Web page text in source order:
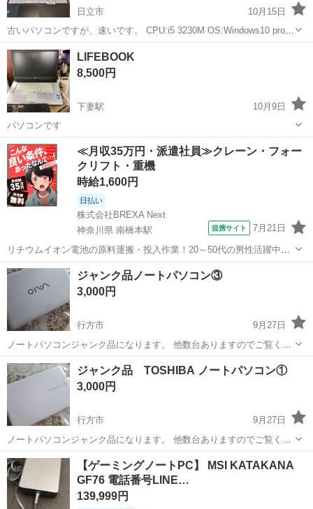
日立市
10月15日
古いパソコンですが、速いです。 CPU:i5 3230M OS:Windows10 pro
メモリ:8G SSD:240G OFFICE2021インストール、認証済み 無線ＬＡ
茨城 日立市
LIFEBOOK
8,500円
下妻駅
10月9日
パソコンです
茨城 下妻市 下妻駅 ノートパソコン
≪月収35万円・派遣社員≫クレーン・フォー
クリフト・重機
時給1,600円
日払い
株式会社BREXA Next
神奈川県 南橋本駅
提携サイト 7月21日
リチウムイオン電池の原料運搬・投入作業！20～50代の男性活躍中★
ワンルーム寮完備！赴任旅費会社負担！年間休日130日★フォークリフ
ト免許お持ちの方、活躍中！就業先食堂利用可★《神奈川県相模原
市》 人気の工場のお仕事 ◇電...
神奈川 相模原市 南橋本駅 その他
ジャンク品ノートパソコン③
3,000円
行方市
9月27日
ノートパソコンジャンク品になります。 他数台ありますのでご覧くだ
さい。 気になった方は、弊社まで一度ご来店下さい。 直接ご購入希望
の方は、一度連絡ください。 連絡ないままのご注文はキャンセル扱い
とさせていただきま...
茨城 行方市 ノートパソコン
ジャンク品 TOSHIBA ノートパソコン①
3,000円
行方市
9月27日
ノートパソコンジャンク品になります。 他数台ありますのでご覧くだ
さい。 気になった方は、弊社まで一度ご来店下さい。 直接ご購入希望
の方は、一度連絡ください。 連絡ないままのご注文はキャンセル扱い
とさせていただきま...
茨城 行方市 ノートパソコン ジャンク品
【ゲーミングノートPC】 MSI KATAKANA
GF76 電話番号LINE…
139,999円